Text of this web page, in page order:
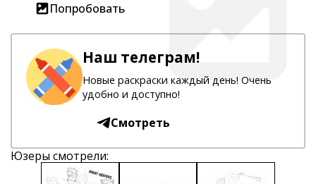
Попробовать
Наш телеграм!
Новые раскраски каждый день! Очень
удобно и доступно!
Смотреть
Юзеры смотрели: